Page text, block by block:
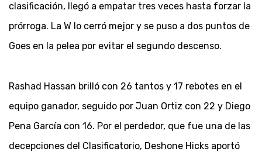
clasificación, llegó a empatar tres veces hasta forzar la
prórroga. La W lo cerró mejor y se puso a dos puntos de
Goes en la pelea por evitar el segundo descenso.
Rashad Hassan brilló con 26 tantos y 17 rebotes en el
equipo ganador, seguido por Juan Ortiz con 22 y Diego
Pena García con 16. Por el perdedor, que fue una de las
decepciones del Clasificatorio, Deshone Hicks aportó